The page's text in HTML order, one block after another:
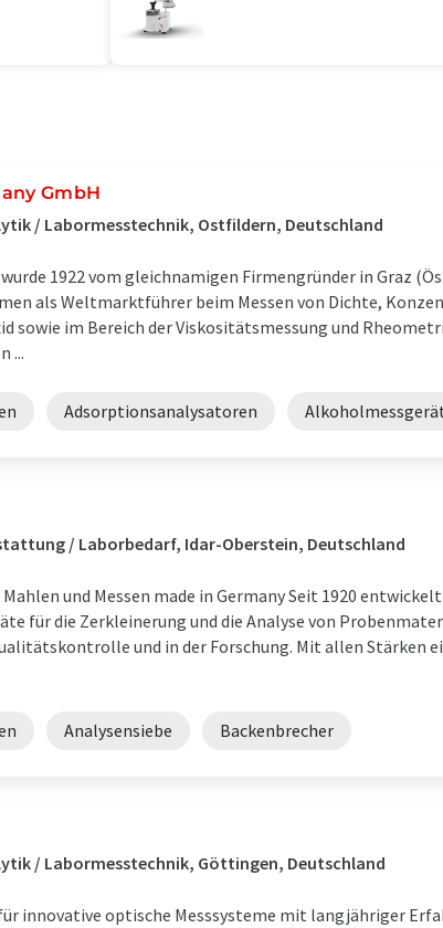
GmbH
/ Labormesstechnik, Ostfildern, Deutschland
1922 vom gleichnamigen Firmengründer in Graz
als Weltmarktführer beim Messen von Dichte,
sowie im Bereich der Viskositätsmessung und
...
Adsorptionsanalysatoren
/ Laborbedarf, Idar-Oberstein, Deutschland
und Messen made in Germany Seit 1920 entwickelt
für die Zerkleinerung und die Analyse von
und in der Forschung. Mit allen Stärken
Analysensiebe Backenbrecher
/ Labormesstechnik, Göttingen, Deutschland
innovative optische Messsysteme mit langjähriger